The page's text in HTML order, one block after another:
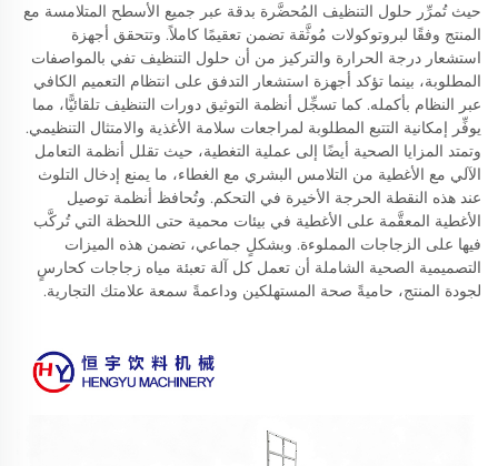
حيث تُمرِّر حلول التنظيف المُحضَّرة بدقة عبر جميع الأسطح المتلامسة مع
المنتج وفقًا لبروتوكولات مُوثَّقة تضمن تعقيمًا كاملاً. وتتحقق أجهزة
استشعار درجة الحرارة والتركيز من أن حلول التنظيف تفي بالمواصفات
المطلوبة، بينما تؤكد أجهزة استشعار التدفق على انتظام التعميم الكافي
عبر النظام بأكمله. كما تسجِّل أنظمة التوثيق دورات التنظيف تلقائيًّا، مما
يوفِّر إمكانية التتبع المطلوبة لمراجعات سلامة الأغذية والامتثال التنظيمي.
وتمتد المزايا الصحية أيضًا إلى عملية التغطية، حيث تقلل أنظمة التعامل
الآلي مع الأغطية من التلامس البشري مع الغطاء، ما يمنع إدخال التلوث
عند هذه النقطة الحرجة الأخيرة في التحكم. وتُحافظ أنظمة توصيل
الأغطية المعقَّمة على الأغطية في بيئات محمية حتى اللحظة التي تُركَّب
فيها على الزجاجات المملوءة. وبشكلٍ جماعي، تضمن هذه الميزات
التصميمية الصحية الشاملة أن تعمل كل آلة تعبئة مياه زجاجات كحارسٍ
لجودة المنتج، حاميةً صحة المستهلكين وداعمةً سمعة علامتك التجارية.